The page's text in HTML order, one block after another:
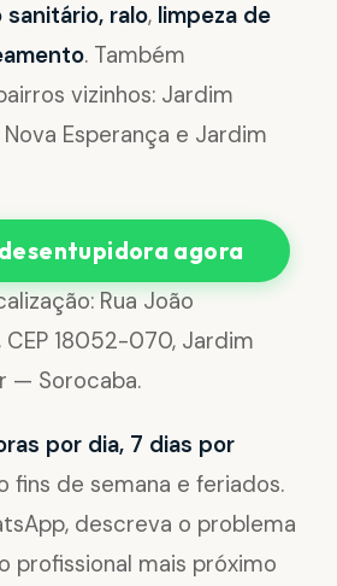
sanitário, ralo, limpeza de
. Também
vizinhos: Jardim
Esperança e Jardim
agora
Rua João
CEP 18052-070, Jardim
— Sorocaba.
por dia, 7 dias por
fins de semana e feriados.
descreva o problema
profissional mais próximo